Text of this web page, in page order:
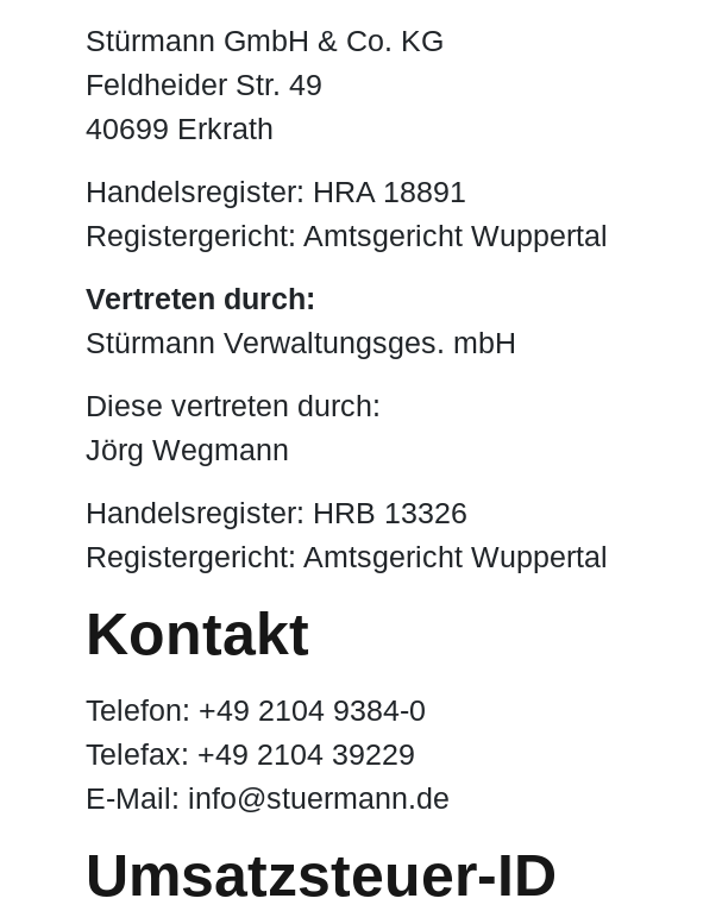
Stürmann GmbH & Co. KG
Feldheider Str. 49
40699 Erkrath
Handelsregister: HRA 18891
Registergericht: Amtsgericht Wuppertal
Vertreten durch:
Stürmann Verwaltungsges. mbH
Diese vertreten durch:
Jörg Wegmann
Handelsregister: HRB 13326
Registergericht: Amtsgericht Wuppertal
Kontakt
Telefon: +49 2104 9384-0
Telefax: +49 2104 39229
E-Mail: info@stuermann.de
Umsatzsteuer-ID